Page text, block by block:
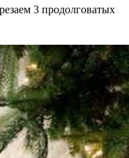
3 продолговатых